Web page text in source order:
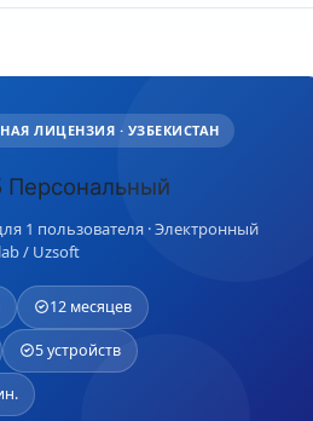
ЛИЦЕНЗИЯ · УЗБЕКИСТАН
1 пользователя · Электронный
/ Uzsoft
12 месяцев
5 устройств